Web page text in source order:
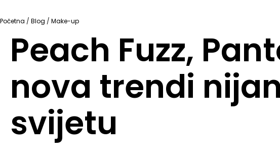
Početna / Blog / Make-up
Peach Fuzz,
nova trendi
svijetu